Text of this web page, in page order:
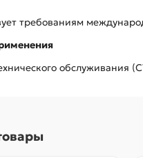
требованиям
обслуживания